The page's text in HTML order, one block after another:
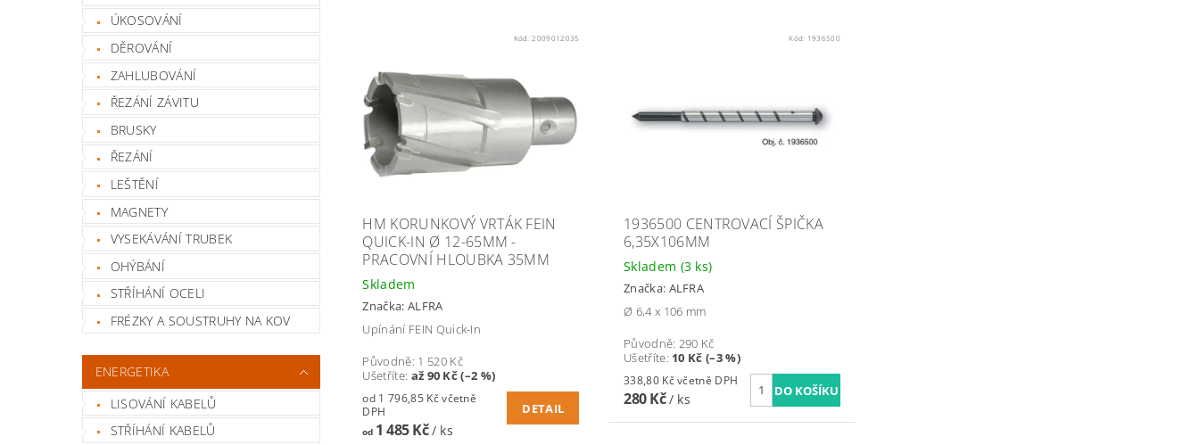
ÚKOSOVÁNÍ
DĚROVÁNÍ
ZAHLUBOVÁNÍ
ŘEZÁNÍ ZÁVITU
BRUSKY
ŘEZÁNÍ
LEŠTĚNÍ
MAGNETY
VYSEKÁVÁNÍ TRUBEK
OHÝBÁNÍ
STŘÍHÁNÍ OCELI
FRÉZKY A SOUSTRUHY NA KOV
ENERGETIKA
LISOVÁNÍ KABELŮ
STŘÍHÁNÍ KABELŮ
Kód:2009012035
HM KORUNKOVÝ VRTÁK FEIN
QUICK-IN Ø 12-65MM -
PRACOVNÍ HLOUBKA 35MM
Skladem
Značka: ALFRA
Upínání FEIN Quick-In
Původně: 1 520 Kč
Ušetříte: až 90 Kč (–2 %)
od 1 796,85 Kč včetně
DPH
od1 485 Kč/ ks
DETAIL
Kód: 1936500
1936500 CENTROVACÍ ŠPIČKA
6,35X106MM
Skladem (3 ks)
Značka: ALFRA
Ø 6,4 x 106 mm
Původně: 290 Kč
Ušetříte: 10 Kč (–3 %)
338,80 Kč včetně DPH
280 Kč/ ks